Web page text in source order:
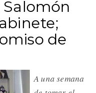
de
A una semana